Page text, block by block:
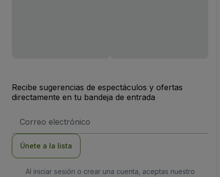
Recibe sugerencias de espectáculos y ofertas
directamente en tu bandeja de entrada
de
Únete a la lista
Al iniciar sesión o crear una cuenta, aceptas nuestro